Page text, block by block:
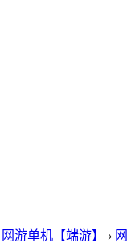
网游单机【端游】 ›